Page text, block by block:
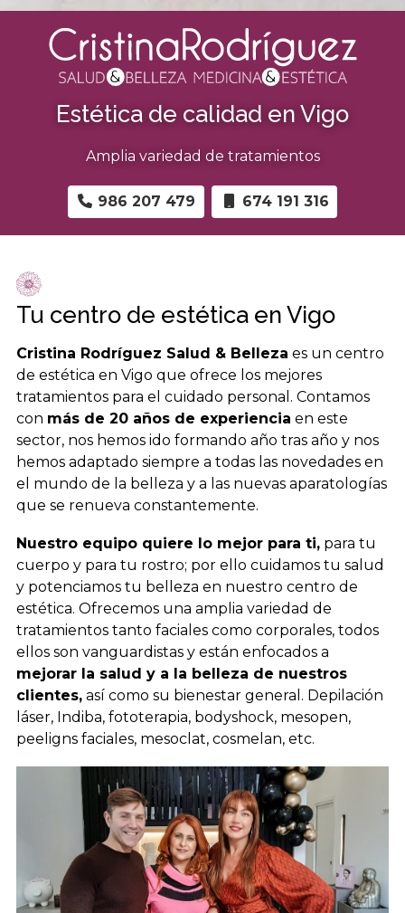
Estética de calidad en Vigo
Amplia variedad de tratamientos
986 207 479 674 191 316
Tu centro de estética en Vigo
Cristina Rodríguez Salud & Belleza es un centro
de estética en Vigo que ofrece los mejores
tratamientos para el cuidado personal. Contamos
con más de 20 años de experiencia en este
sector, nos hemos ido formando año tras año y nos
hemos adaptado siempre a todas las novedades en
el mundo de la belleza y a las nuevas aparatologías
que se renueva constantemente.
Nuestro equipo quiere lo mejor para ti, para tu
cuerpo y para tu rostro; por ello cuidamos tu salud
y potenciamos tu belleza en nuestro centro de
estética. Ofrecemos una amplia variedad de
tratamientos tanto faciales como corporales, todos
ellos son vanguardistas y están enfocados a
mejorar la salud y a la belleza de nuestros
clientes, así como su bienestar general. Depilación
láser, Indiba, fototerapia, bodyshock, mesopen,
peeligns faciales, mesoclat, cosmelan, etc.